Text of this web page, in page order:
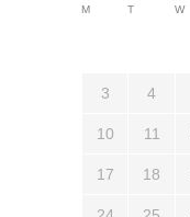
M T W
3 4
10 11
17 18